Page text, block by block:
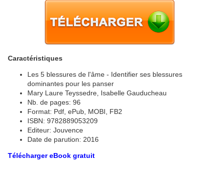
Caractéristiques
Les 5 blessures de l'âme - Identifier ses blessures
dominantes pour les panser
Mary Laure Teyssedre, Isabelle Gauducheau
Nb. de pages: 96
Format: Pdf, ePub, MOBI, FB2
ISBN: 9782889053209
Editeur: Jouvence
Date de parution: 2016
Télécharger eBook gratuit